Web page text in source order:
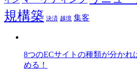
規構築 決済 越境 集客
8つのECサイトの種類が分かれ
める！